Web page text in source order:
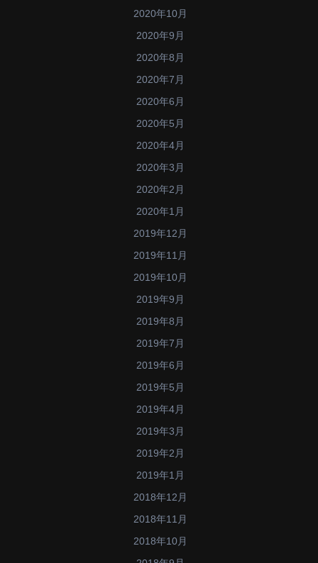
2020年10月
2020年9月
2020年8月
2020年7月
2020年6月
2020年5月
2020年4月
2020年3月
2020年2月
2020年1月
2019年12月
2019年11月
2019年10月
2019年9月
2019年8月
2019年7月
2019年6月
2019年5月
2019年4月
2019年3月
2019年2月
2019年1月
2018年12月
2018年11月
2018年10月